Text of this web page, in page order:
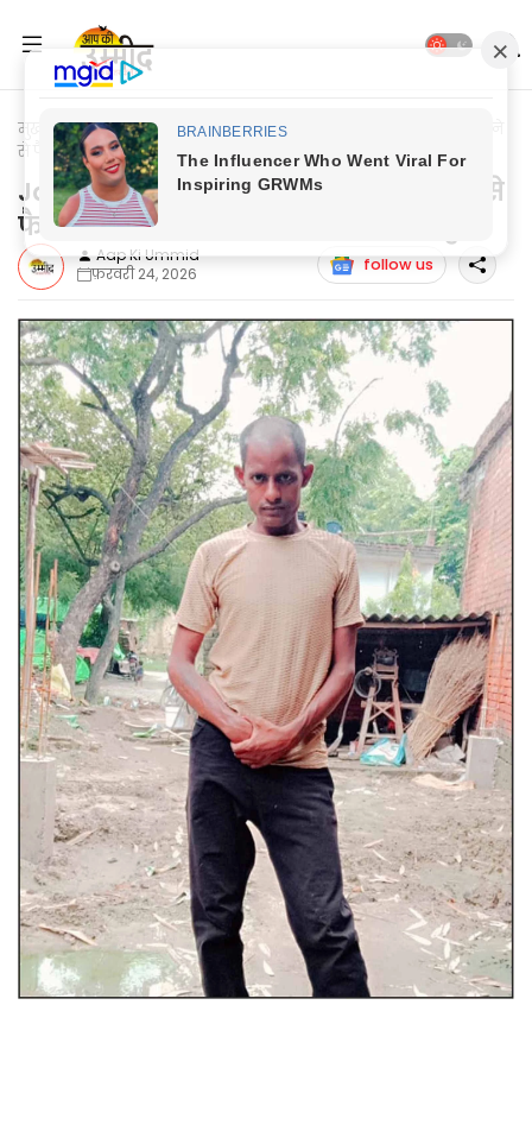
मुख्यपृष्ठ Jaunpur News
Jaunpur News: सड़क किनारे शव मिलने
से फैली सनसनी, फॉरेंसिक टीम जांच में जुटी
Jaunpur News: सड़क किनारे शव मिलने से
फैली सनसनी, फॉरेंसिक टीम जांच में जुटी
Aap Ki Ummid
फ़रवरी 24, 2026
follow us